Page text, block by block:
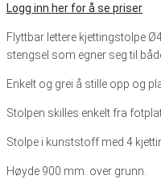
Logg inn her for å se priser
Flyttbar lettere kjettingstolpe
stengsel som egner seg til
Enkelt og grei å stille opp og
Stolpen skilles enkelt fra
Stolpe i kunststoff med 4
Høyde 900 mm. over grunn.